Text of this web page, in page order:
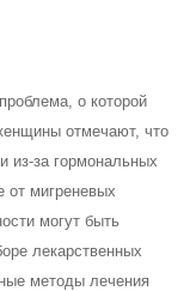
о которой
отмечают, что
из-за гормональных
от мигреневых
могут быть
лекарственных
методы лечения